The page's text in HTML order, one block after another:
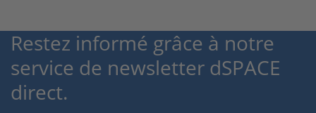
Restez informé grâce à notre
service de newsletter dSPACE
direct.